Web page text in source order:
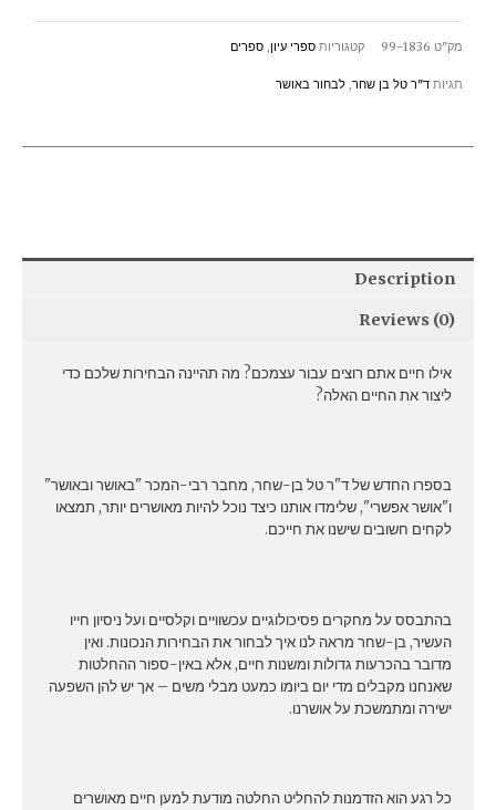
שחר
quantity
מק"ט 99-1836 קטגוריות ספרי עיון, ספרים
תגיות ד"ר טל בן שחר, לבחור באושר
Description
Reviews (0)
אילו חיים אתם רוצים עבור עצמכם? מה תהיינה הבחירות שלכם כדי
ליצור את החיים האלה?
בספרו החדש של ד"ר טל בן-שחר, מחבר רבי-המכר "באושר ובאושר"
ו"אושר אפשרי", שלימדו אותנו כיצד נוכל להיות מאושרים יותר, תמצאו
לקחים חשובים שישנו את חייכם.
בהתבסס על מחקרים פסיכולוגיים עכשוויים וקלסיים ועל ניסיון חייו
העשיר, בן-שחר מראה לנו איך לבחור את הבחירות הנכונות. ואין
מדובר בהכרעות גדולות ומשנות חיים, אלא באין-ספור ההחלטות
שאנחנו מקבלים מדי יום ביומו כמעט מבלי משים – אך יש להן השפעה
ישירה ומתמשכת על אושרנו.
כל רגע הוא הזדמנות להחליט החלטה מודעת למען חיים מאושרים